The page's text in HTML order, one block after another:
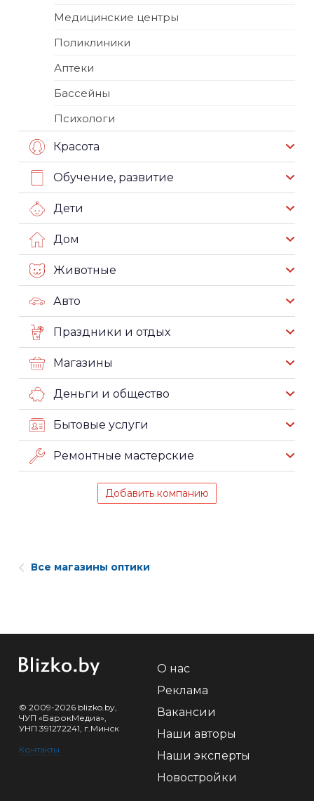
Медицинские центры
Поликлиники
Аптеки
Бассейны
Психологи
Красота
Обучение, развитие
Дети
Дом
Животные
Авто
Праздники и отдых
Магазины
Деньги и общество
Бытовые услуги
Ремонтные мастерские
Добавить компанию
Все магазины оптики
© 2009-2026 blizko.by,
ЧУП «БарокМедиа»,
УНП 391272241, г.Минск
Контакты
О нас
Реклама
Вакансии
Наши авторы
Наши эксперты
Новостройки